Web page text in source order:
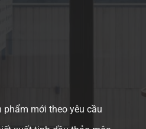
phẩm mới theo yêu cầu